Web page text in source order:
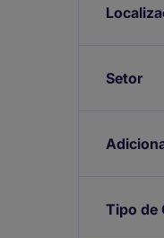
Setor
Tipo de